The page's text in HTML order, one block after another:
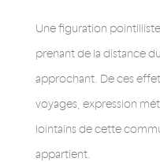
Une figuration
prenant de la distance
approchant. De ces
voyages, expression
lointains de cette
appartient.